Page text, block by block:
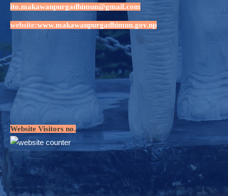
ito.makawanpurgadhimun@gmail.com
website:www.makawanpurgadhimun.gov.np
Website Visitors no.